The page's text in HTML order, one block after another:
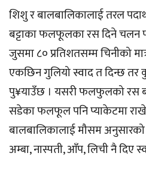
शिशु र बालबालिकालाई तरल
बट्टाका फलफूलका रस दिने चलन
जुसमा ८० प्रतिशतसम्म चिनीको
एकछिन गुलियो स्वाद त दिन्छ तर
पु¥याउँछ । यसरी फलफुलको रस
सडेका फलफूल पनि प्याकेटमा
बालबालिकालाई मौसम
अम्बा, नास्पती, आँप, लिची नै दिए